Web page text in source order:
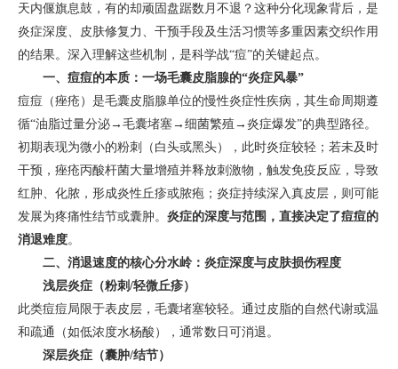
天内偃旗息鼓，有的却顽固盘踞数月不退？这种分化现象背后，是
炎症深度、皮肤修复力、干预手段及生活习惯等多重因素交织作用
的结果。深入理解这些机制，是科学战“痘”的关键起点。
一、痘痘的本质：一场毛囊皮脂腺的“炎症风暴”
痘痘（痤疮）是毛囊皮脂腺单位的慢性炎症性疾病，其生命周期遵
循“油脂过量分泌→毛囊堵塞→细菌繁殖→炎症爆发”的典型路径。
初期表现为微小的粉刺（白头或黑头），此时炎症较轻；若未及时
干预，痤疮丙酸杆菌大量增殖并释放刺激物，触发免疫反应，导致
红肿、化脓，形成炎性丘疹或脓疱；炎症持续深入真皮层，则可能
发展为疼痛性结节或囊肿。 炎症的深度与范围，直接决定了痘痘的
消退难度。
二、消退速度的核心分水岭：炎症深度与皮肤损伤程度
浅层炎症（粉刺/轻微丘疹）
此类痘痘局限于表皮层，毛囊堵塞较轻。通过皮脂的自然代谢或温
和疏通（如低浓度水杨酸），通常数日可消退。
深层炎症（囊肿/结节）